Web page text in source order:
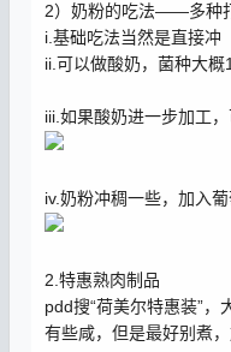
2）奶粉的吃法——多种
i.基础吃法当然是直接冲
ii.可以做酸奶，菌种大概
iii.如果酸奶进一步加工
iv.奶粉冲稠一些，加入
2.特惠熟肉制品
pdd搜“荷美尔特惠装”
有些咸，但是最好别煮